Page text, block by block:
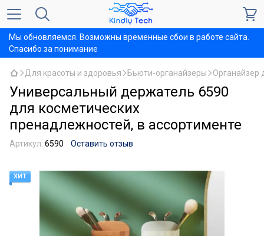
Мы обновляемся. Возможны временные сбои в работе сайта.
Спасибо за понимание
Для красоты и здоровья Бьюти-органайзеры Органайзер
Универсальный держатель 6590
для косметических
пренадлежностей, в ассортименте
Артикул: 6590 Оставить отзыв
ХИТ